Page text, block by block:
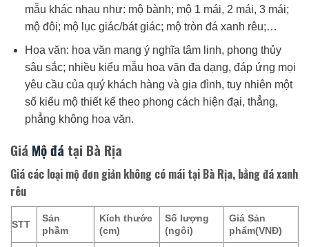
mẫu khác nhau như: mộ bành; mộ 1 mái, 2 mái, 3 mái;
mộ đôi; mộ lục giác/bát giác; mộ tròn đá xanh rêu;…
Hoa văn: hoa văn mang ý nghĩa tâm linh, phong thủy
sâu sắc; nhiều kiểu mẫu hoa văn đa dạng, đáp ứng mọi
yêu cầu của quý khách hàng và gia đình, tuy nhiên một
số kiểu mộ thiết kế theo phong cách hiện đại, thẳng,
phẳng không hoa văn.
Giá Mộ đá tại Bà Rịa
Giá các loại mộ đơn giản không có mái tại Bà Rịa, bằng đá xanh
rêu
STT
Sản
phầm
Kích thước
(cm)
Số lượng
(ngôi)
Giá Sản
phẩm(VNĐ)